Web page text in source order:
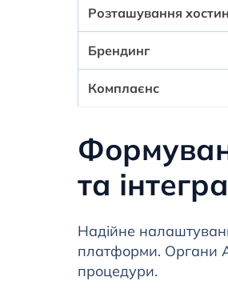
Розташування
Брендинг
Комплаєнс
та
Надійне
платформи. Органи
процедури.